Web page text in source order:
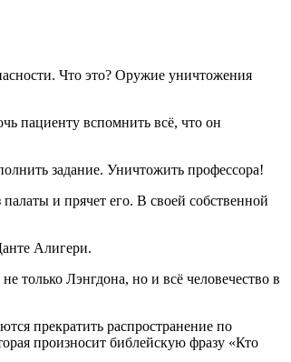
Что это? Оружие уничтожения
пациенту вспомнить всё, что он
задание. Уничтожить профессора!
и прячет его. В своей собственной
Алигери.
только Лэнгдона, но и всё человечество в
прекратить распространение по
произносит библейскую фразу «Кто